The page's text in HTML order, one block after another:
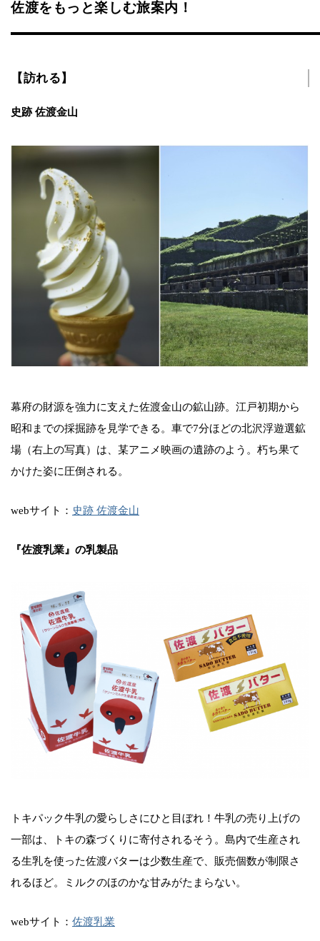
佐渡をもっと楽しむ旅案内！
【訪れる】
史跡 佐渡金山
幕府の財源を強力に支えた佐渡金山の鉱山跡。江戸初期から
昭和までの採掘跡を見学できる。車で7分ほどの北沢浮遊選鉱
場（右上の写真）は、某アニメ映画の遺跡のよう。朽ち果て
かけた姿に圧倒される。
webサイト： 史跡 佐渡金山
『佐渡乳業』の乳製品
トキパック牛乳の愛らしさにひと目ぼれ！牛乳の売り上げの
一部は、トキの森づくりに寄付されるそう。島内で生産され
る生乳を使った佐渡バターは少数生産で、販売個数が制限さ
れるほど。ミルクのほのかな甘みがたまらない。
webサイト： 佐渡乳業